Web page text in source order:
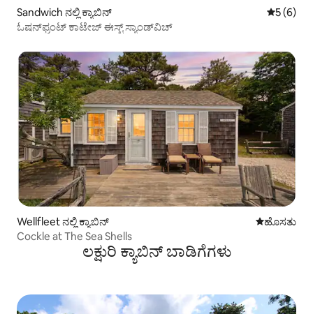
Sandwich ನಲ್ಲಿ ಕ್ಯಾಬಿನ್ 5 ರಲ್ಲಿ 5
5 (6)
ಓಷನ್‌ಫ್ರಂಟ್ ಕಾಟೇಜ್ ಈಸ್ಟ್ ಸ್ಯಾಂಡ್‌ವಿಚ್
Wellfleet ನಲ್ಲಿ ಕ್ಯಾಬಿನ್ ವಾಸ್ತವ್ಯ
ಹೊಸತು
Cockle at The Sea Shells
ಲಕ್ಷುರಿ ಕ್ಯಾಬಿನ್ ಬಾಡಿಗೆಗಳು